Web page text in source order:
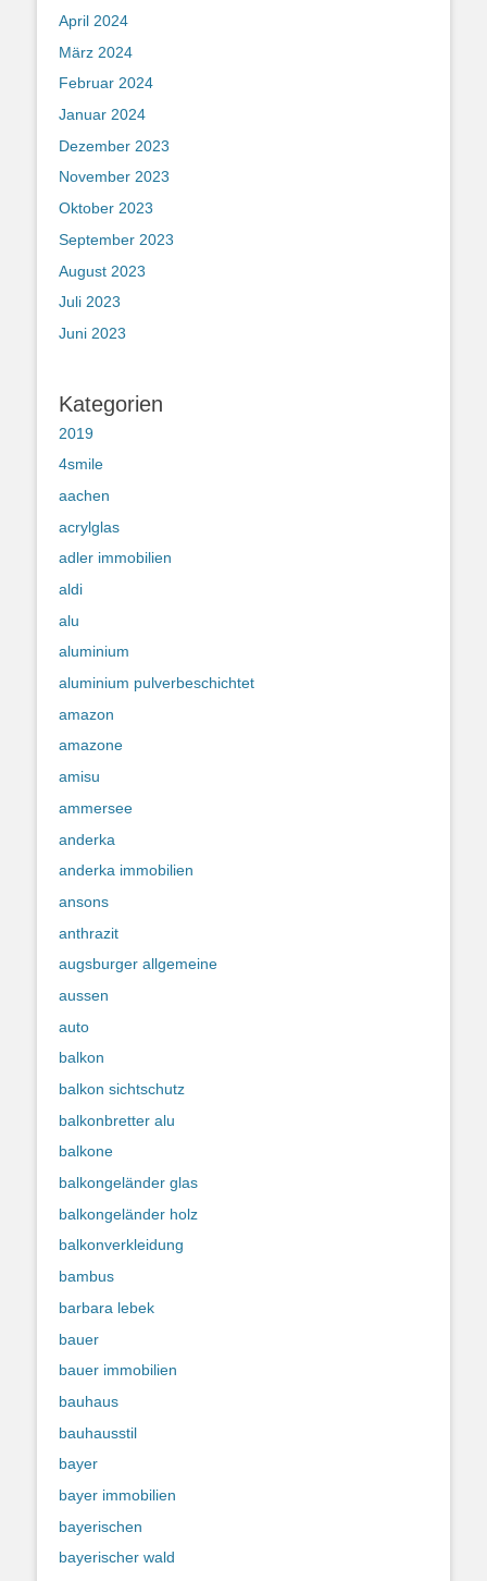
April 2024
März 2024
Februar 2024
Januar 2024
Dezember 2023
November 2023
Oktober 2023
September 2023
August 2023
Juli 2023
Juni 2023
Kategorien
2019
4smile
aachen
acrylglas
adler immobilien
aldi
alu
aluminium
aluminium pulverbeschichtet
amazon
amazone
amisu
ammersee
anderka
anderka immobilien
ansons
anthrazit
augsburger allgemeine
aussen
auto
balkon
balkon sichtschutz
balkonbretter alu
balkone
balkongeländer glas
balkongeländer holz
balkonverkleidung
bambus
barbara lebek
bauer
bauer immobilien
bauhaus
bauhausstil
bayer
bayer immobilien
bayerischen
bayerischer wald